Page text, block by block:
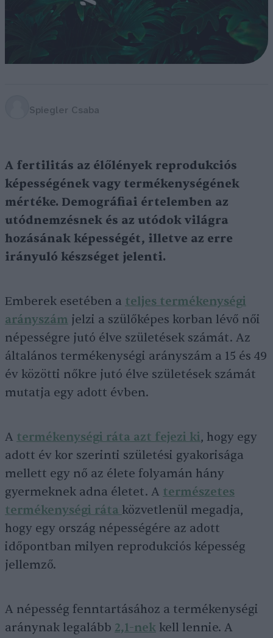
Spiegler Csaba
A fertilitás az élőlények reprodukciós
képességének vagy termékenységének
mértéke. Demográfiai értelemben az
utódnemzésnek és az utódok világra
hozásának képességét, illetve az erre
irányuló készséget jelenti.
Emberek esetében a teljes termékenységi
arányszám jelzi a szülőképes korban lévő női
népességre jutó élve születések számát. Az
általános termékenységi arányszám a 15 és 49
év közötti nőkre jutó élve születések számát
mutatja egy adott évben.
A termékenységi ráta azt fejezi ki, hogy egy
adott év kor szerinti születési gyakorisága
mellett egy nő az élete folyamán hány
gyermeknek adna életet. A természetes
termékenységi ráta közvetlenül megadja,
hogy egy ország népességére az adott
időpontban milyen reprodukciós képesség
jellemző.
A népesség fenntartásához a termékenységi
aránynak legalább 2,1-nek kell lennie. A